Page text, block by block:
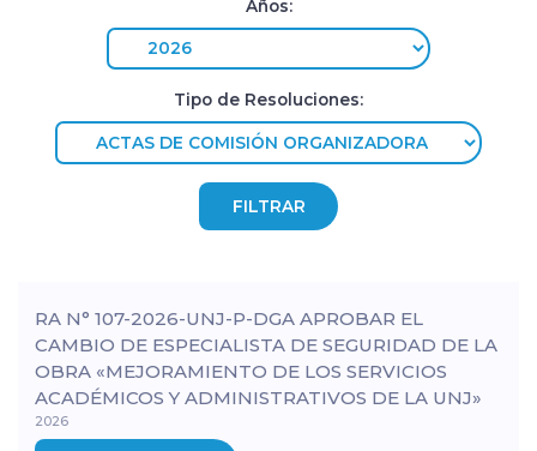
Años:
Tipo de Resoluciones:
RA N° 107-2026-UNJ-P-DGA APROBAR EL
CAMBIO DE ESPECIALISTA DE SEGURIDAD DE LA
OBRA «MEJORAMIENTO DE LOS SERVICIOS
ACADÉMICOS Y ADMINISTRATIVOS DE LA UNJ»
2026